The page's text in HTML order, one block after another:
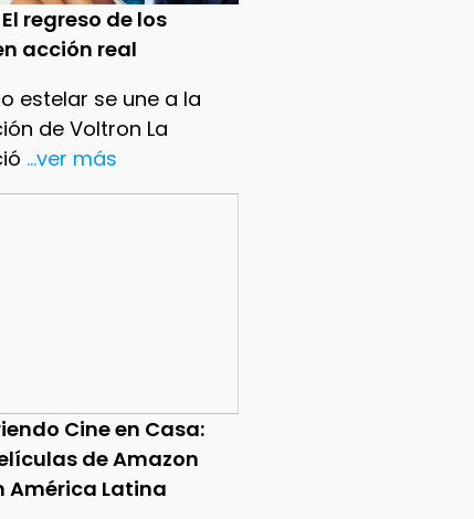
regreso de los
acción real
estelar se une a la
de Voltron La
...ver más
Cine en Casa:
de Amazon
América Latina